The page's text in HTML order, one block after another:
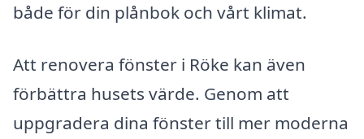
både för din plånbok och vårt klimat.
Att renovera fönster i Röke kan även
förbättra husets värde. Genom att
uppgradera dina fönster till mer moderna